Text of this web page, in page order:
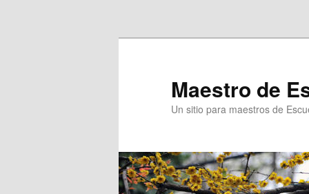
Maestro de
Un sitio para maestros de